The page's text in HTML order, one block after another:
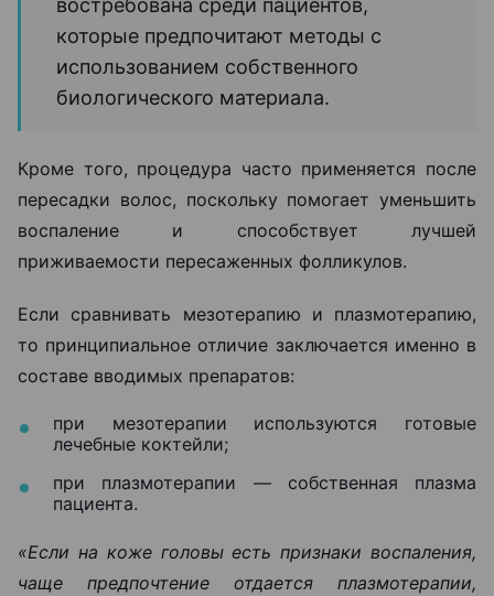
востребована среди пациентов,
которые предпочитают методы с
использованием собственного
биологического материала.
Кроме того, процедура часто применяется после
пересадки волос, поскольку помогает уменьшить
воспаление и способствует лучшей
приживаемости пересаженных фолликулов.
Если сравнивать мезотерапию и плазмотерапию,
то принципиальное отличие заключается именно в
составе вводимых препаратов:
при мезотерапии используются готовые
лечебные коктейли;
при плазмотерапии — собственная плазма
пациента.
«Если на коже головы есть признаки воспаления,
чаще предпочтение отдается плазмотерапии,